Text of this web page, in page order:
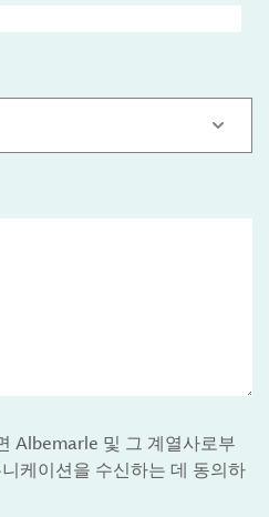
Albemarle 및 그 계열사로부
케이션을 수신하는 데 동의하